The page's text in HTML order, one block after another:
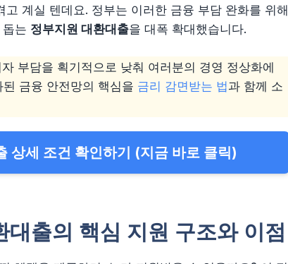
계실 텐데요. 정부는 이러한 금융 부담 완화를 위해
는 정부지원 대환대출을 대폭 확대했습니다.
부담을 획기적으로 낮춰 여러분의 경영 정상화에
금융 안전망의 핵심을 금리 감면받는 법과 함께 소
상세 조건 확인하기 (지금 바로 클릭)
출의 핵심 지원 구조와 이점